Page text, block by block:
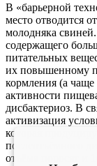
В «барьерной
место отводится
молодняка
содержащего
питательных
их повышенному
кормления (а чаще
активности
дисбактериоз. В
активизация
которая
послеотъёмного
отъёма поросят и